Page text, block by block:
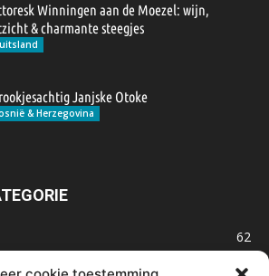
Winningen aan de Moezel: wijn,
& charmante steegjes
Janjske Otoke
& Herzegovina
62